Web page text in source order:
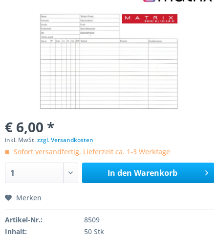
€ 6,00 *
inkl. MwSt.zzgl. Versandkosten
Sofort versandfertig, Lieferzeit ca. 1-3 Werktage
In den Warenkorb
Merken
Artikel-Nr.:
8509
Inhalt:
50 Stk